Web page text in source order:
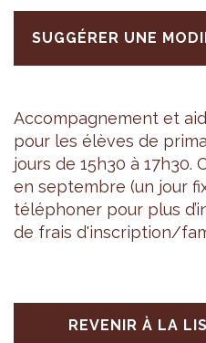
SUGGÉRER UNE
Accom­pa­gne­ment et
pour les élèves de
jours de 15h30 à
en sep­tembre (un jour
télé­pho­ner pour plus
de frais d'ins­crip­tion/
REVENIR À LA